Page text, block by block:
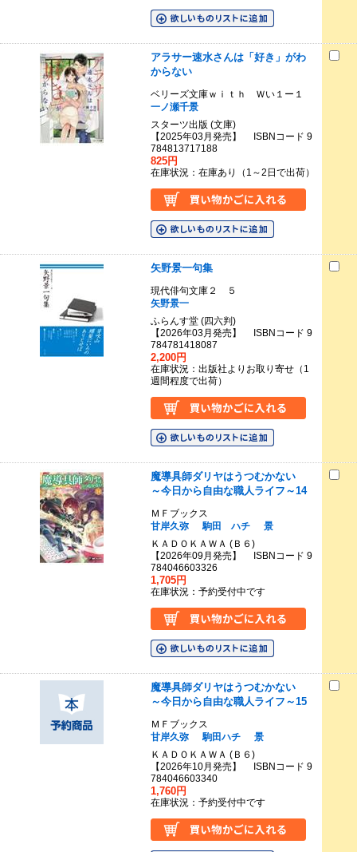
アラサー速水さんは「好き」がわ
からない
ベリーズ文庫ｗｉｔｈ Ｗい１ー１
一ノ瀬千景
スターツ出版 (文庫)
【2025年03月発売】 ISBNコード 9
784813717188
825円
在庫状況：在庫あり（1～2日で出荷）
矢野景一句集
現代俳句文庫２ ５
矢野景一
ふらんす堂 (四六判)
【2026年03月発売】 ISBNコード 9
784781418087
2,200円
在庫状況：出版社よりお取り寄せ（1
週間程度で出荷）
魔導具師ダリヤはうつむかない
～今日から自由な職人ライフ～14
ＭＦブックス
甘岸久弥
駒田 ハチ
景
ＫＡＤＯＫＡＷＡ (Ｂ６)
【2026年09月発売】 ISBNコード 9
784046603326
1,705円
在庫状況：予約受付中です
魔導具師ダリヤはうつむかない
～今日から自由な職人ライフ～15
ＭＦブックス
甘岸久弥
駒田ハチ
景
ＫＡＤＯＫＡＷＡ (Ｂ６)
【2026年10月発売】 ISBNコード 9
784046603340
1,760円
在庫状況：予約受付中です